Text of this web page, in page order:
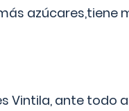
azúcares,tiene
Vintila, ante todo